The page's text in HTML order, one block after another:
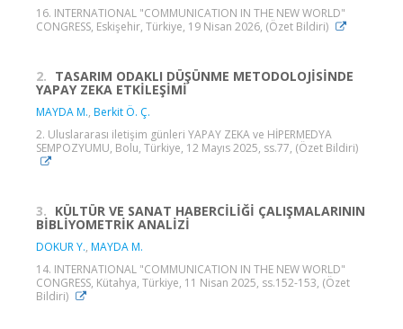
16. INTERNATIONAL "COMMUNICATION IN THE NEW WORLD"
CONGRESS, Eskişehir, Türkiye, 19 Nisan 2026, (Özet Bildiri)
2. TASARIM ODAKLI DÜŞÜNME METODOLOJİSİNDE
YAPAY ZEKA ETKİLEŞİMİ
MAYDA M., Berkit Ö. Ç.
2. Uluslararası iletişim günleri YAPAY ZEKA ve HİPERMEDYA
SEMPOZYUMU, Bolu, Türkiye, 12 Mayıs 2025, ss.77, (Özet Bildiri)
3. KÜLTÜR VE SANAT HABERCİLİĞİ ÇALIŞMALARININ
BİBLİYOMETRİK ANALİZİ
DOKUR Y., MAYDA M.
14. INTERNATIONAL "COMMUNICATION IN THE NEW WORLD"
CONGRESS, Kütahya, Türkiye, 11 Nisan 2025, ss.152-153, (Özet
Bildiri)